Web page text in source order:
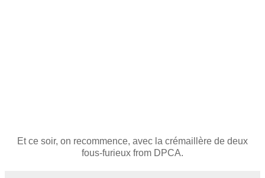
Et ce soir, on recommence, avec la crémaillère de deux
fous-furieux from DPCA.